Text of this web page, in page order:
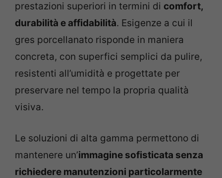
prestazioni superiori in termini di comfort,
durabilità e affidabilità. Esigenze a cui il
gres porcellanato risponde in maniera
concreta, con superfici semplici da pulire,
resistenti all’umidità e progettate per
preservare nel tempo la propria qualità
visiva.
Le soluzioni di alta gamma permettono di
mantenere un’immagine sofisticata senza
richiedere manutenzioni particolarmente